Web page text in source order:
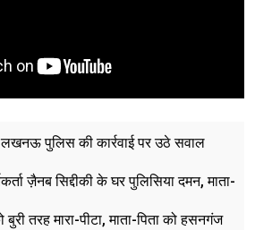
पुलिस की कार्रवाई पर उठे सवाल
ज़ैनब सिद्दीकी के घर पुलिसिया दमन, माता-
तरह मारा-पीटा, माता-पिता को हसनगंज